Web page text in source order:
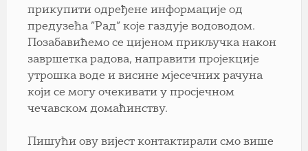
прикупити одређене информације од
предузећа ”Рад” које газдује водоводом.
Позабавићемо се цијеном прикључка након
завршетка радова, направити пројекције
утрошка воде и висине мјесечних рачуна
који се могу очекивати у просјечном
чечавском домаћинству.
Пишући ову вијест контактирали смо више